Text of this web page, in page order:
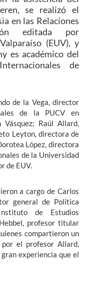
se realizó el
en las Relaciones
editada por
(EUV), y
es académico del
de
de la Vega, director
de la PUCV en
Raúl Allard,
Leyton, directora de
López, directora
de la Universidad
de EUV.
a cargo de Carlos
general de Política
de Estudios
profesor titular
compartieron un
el profesor Allard,
experiencia que el